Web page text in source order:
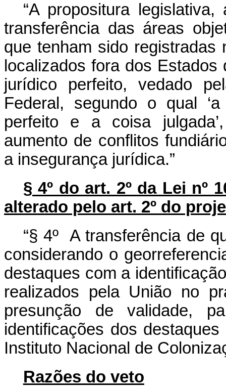
“A propositura
transferência das áreas
que tenham sido
localizados fora dos
jurídico perfeito, vedado
Federal, segundo o qual
perfeito e a coisa
aumento de conflitos
a insegurança jurídica.”
§ 4º do art. 2º da Lei nº
alterado pelo art. 2º do
“§ 4º A transferência de
considerando o
destaques com a
realizados pela União no
presunção de validade,
identificações dos
Instituto Nacional de
Razões do veto